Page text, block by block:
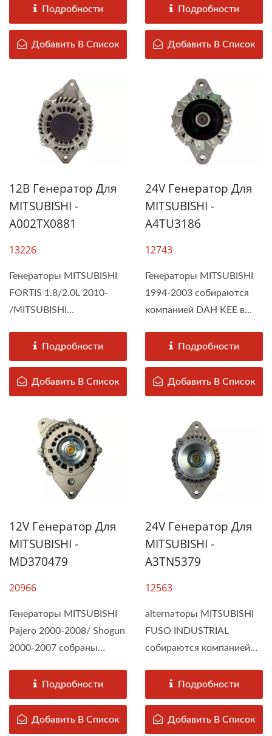
Подробности
Добавить В Список
Подробности
Добавить В Список
12В Генератор Для
MITSUBISHI -
A002TX0881
13226
Генераторы MITSUBISHI
FORTIS 1.8/2.0L 2010-
/MITSUBISHI
собираются...Подробности
Добавить В Список
24V Генератор Для
MITSUBISHI -
A4TU3186
12743
Генераторы MITSUBISHI
1994-2003 собираются
компанией DAH KEE в
Подробности
Добавить В Список
12V Генератор Для
MITSUBISHI -
MD370479
20966
Генераторы MITSUBISHI
Pajero 2000-2008/ Shogun
2000-2007 собраны
Подробности
Добавить В Список
24V Генератор Для
MITSUBISHI -
A3TN5379
12563
alternаторы MITSUBISHI
FUSO INDUSTRIAL
собираются компанией
соответствии...
Подробности
Добавить В Список